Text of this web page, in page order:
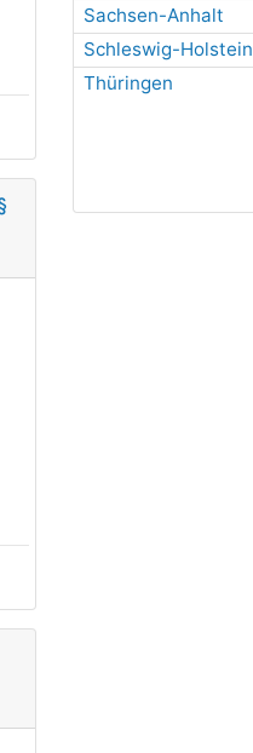
Sachsen-Anhalt
Schleswig-Holstein
Thüringen